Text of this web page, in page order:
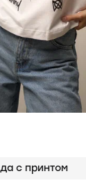
с принтом